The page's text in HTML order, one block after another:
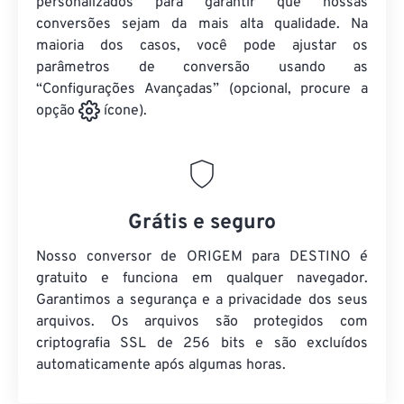
conversões sejam da mais alta qualidade. Na
maioria dos casos, você pode ajustar os
parâmetros de conversão usando as
“Configurações Avançadas” (opcional, procure a
opção
ícone).
Grátis e seguro
Nosso conversor de ORIGEM para DESTINO é
gratuito e funciona em qualquer navegador.
Garantimos a segurança e a privacidade dos seus
arquivos. Os arquivos são protegidos com
criptografia SSL de 256 bits e são excluídos
automaticamente após algumas horas.